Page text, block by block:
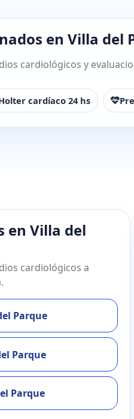
en Villa del
cardiológicos y
cardíaco 24 hs
en Villa del
cardiológicos a
Parque
Parque
Parque